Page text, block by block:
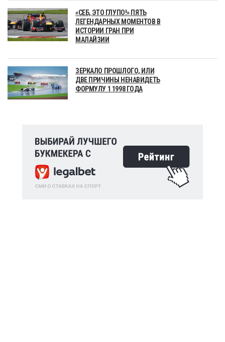
«СЕБ, ЭТО ГЛУПО!» ПЯТЬ
ЛЕГЕНДАРНЫХ МОМЕНТОВ В
ИСТОРИИ ГРАН ПРИ
МАЛАЙЗИИ
ЗЕРКАЛО ПРОШЛОГО, ИЛИ
ДВЕ ПРИЧИНЫ НЕНАВИДЕТЬ
ФОРМУЛУ 1 1998 ГОДА